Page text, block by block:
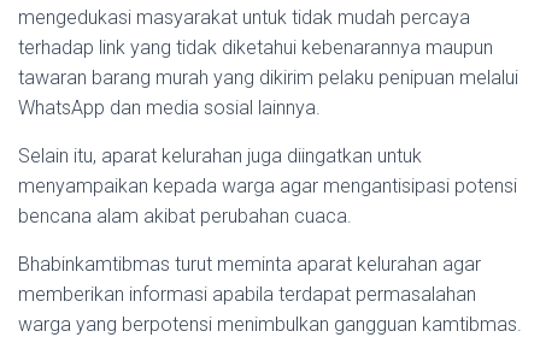
mengedukasi masyarakat untuk tidak mudah percaya
terhadap link yang tidak diketahui kebenarannya maupun
tawaran barang murah yang dikirim pelaku penipuan melalui
WhatsApp dan media sosial lainnya.
Selain itu, aparat kelurahan juga diingatkan untuk
menyampaikan kepada warga agar mengantisipasi potensi
bencana alam akibat perubahan cuaca.
Bhabinkamtibmas turut meminta aparat kelurahan agar
memberikan informasi apabila terdapat permasalahan
warga yang berpotensi menimbulkan gangguan kamtibmas.